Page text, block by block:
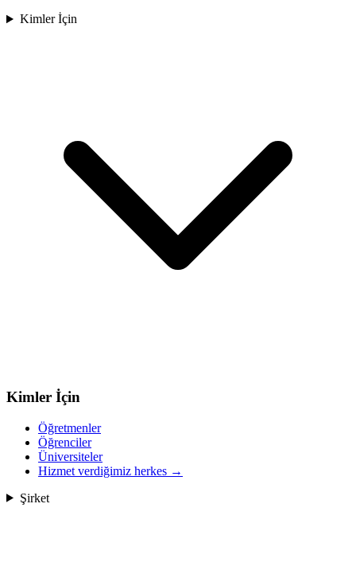
Kimler İçin
Kimler İçin
Öğretmenler
Öğrenciler
Üniversiteler
Hizmet verdiğimiz herkes →
Şirket